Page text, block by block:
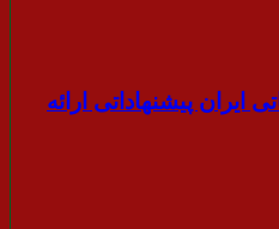
ایران پیشنهاداتی ارائه